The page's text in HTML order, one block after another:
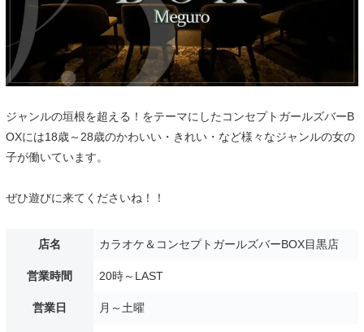
ジャンルの垣根を超える！をテーマにしたコンセプトガールズバーB
OXには18歳～28歳のかわいい・きれい・など様々なジャンルの女の
子が働いています。
ぜひ遊びに来てくださいね！！
店名 カラオケ＆コンセプトガールズバーBOX目黒店
営業時間 20時～LAST
営業日 月～土曜